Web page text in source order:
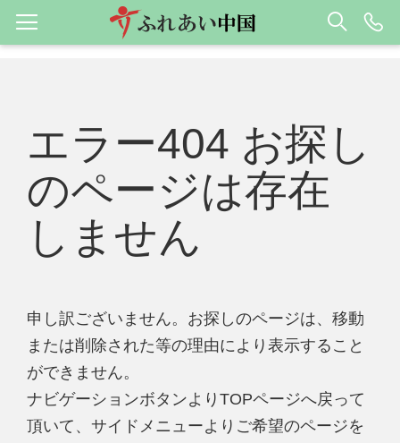
エラー404 お探し
のページは存在
しません
申し訳ございません。お探しのページは、移動
または削除された等の理由により表示すること
ができません。
ナビゲーションボタンよりTOPページへ戻って
頂いて、サイドメニューよりご希望のページを